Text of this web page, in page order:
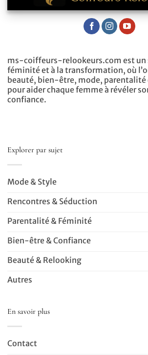
ms-coiffeurs-relookeurs.com est un
féminité et à la transformation, où
beauté, bien-être, mode, parentalité
pour aider chaque femme à révéler
confiance.
Explorer par sujet
Mode & Style
Rencontres & Séduction
Parentalité & Féminité
Bien-être & Confiance
Beauté & Relooking
Autres
En savoir plus
Contact